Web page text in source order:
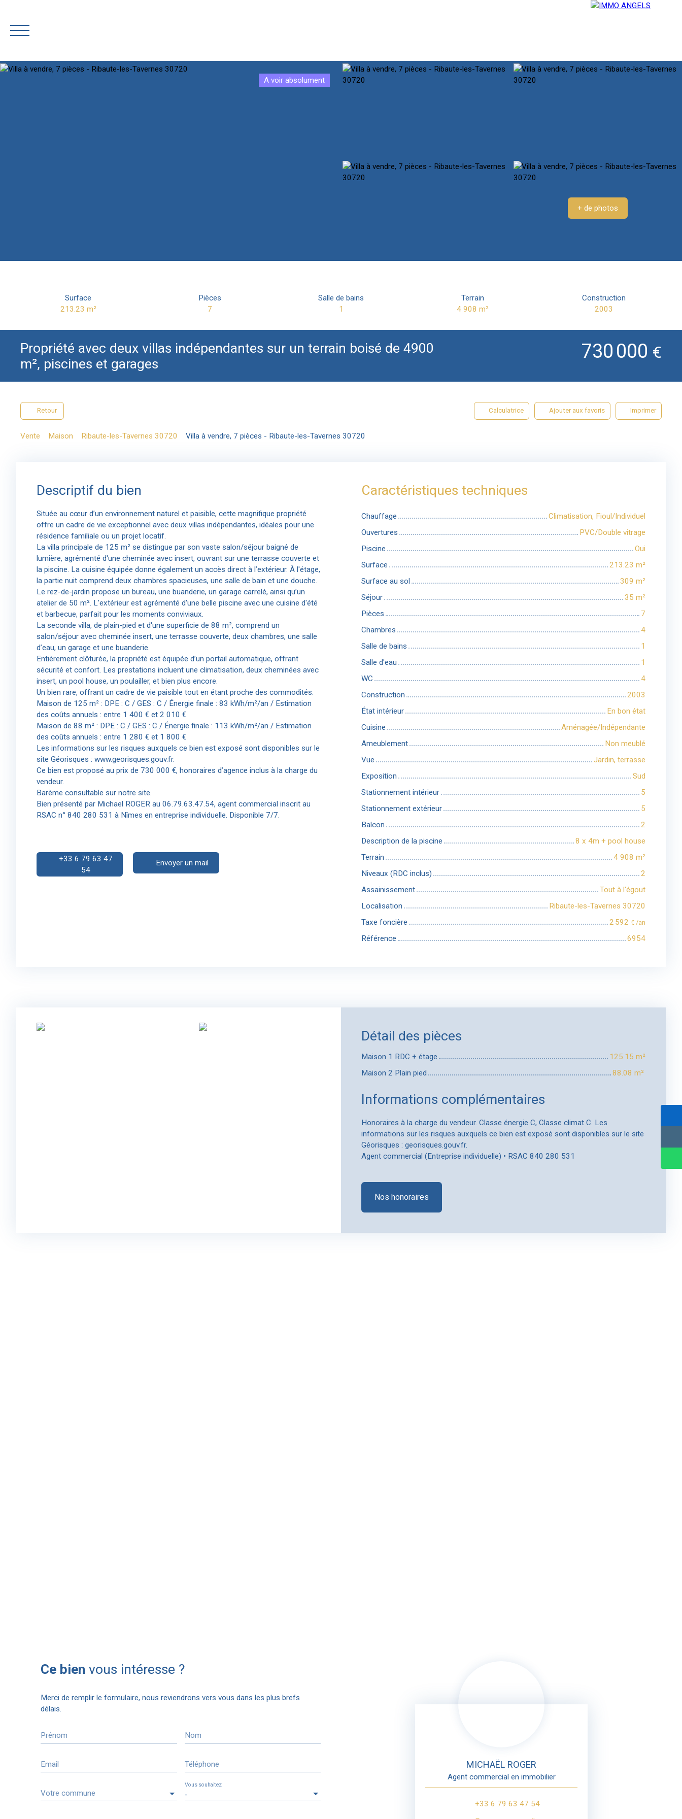
A voir absolument
+ de photos
Surface
213.23 m²
Pièces
7
Salle de bains
1
Terrain
4 908 m²
Construction
2003
Propriété avec deux villas indépendantes sur un terrain boisé de 4900
m², piscines et garages
730 000 €
Retour Calculatrice Ajouter aux favoris Imprimer
Vente Maison Ribaute-les-Tavernes 30720 Villa à vendre, 7 pièces - Ribaute-les-Tavernes 30720
Descriptif du bien
Située au cœur d’un environnement naturel et paisible, cette magnifique propriété
offre un cadre de vie exceptionnel avec deux villas indépendantes, idéales pour une
résidence familiale ou un projet locatif.
La villa principale de 125 m² se distingue par son vaste salon/séjour baigné de
lumière, agrémenté d'une cheminée avec insert, ouvrant sur une terrasse couverte et
la piscine. La cuisine équipée donne également un accès direct à l’extérieur. À l'étage,
la partie nuit comprend deux chambres spacieuses, une salle de bain et une douche.
Le rez-de-jardin propose un bureau, une buanderie, un garage carrelé, ainsi qu’un
atelier de 50 m². L'extérieur est agrémenté d'une belle piscine avec une cuisine d'été
et barbecue, parfait pour les moments conviviaux.
La seconde villa, de plain-pied et d'une superficie de 88 m², comprend un
salon/séjour avec cheminée insert, une terrasse couverte, deux chambres, une salle
d’eau, un garage et une buanderie.
Entièrement clôturée, la propriété est équipée d’un portail automatique, offrant
sécurité et confort. Les prestations incluent une climatisation, deux cheminées avec
insert, un pool house, un poulailler, et bien plus encore.
Un bien rare, offrant un cadre de vie paisible tout en étant proche des commodités.
Maison de 125 m² : DPE : C / GES : C / Énergie finale : 83 kWh/m²/an / Estimation
des coûts annuels : entre 1 400 € et 2 010 €
Maison de 88 m² : DPE : C / GES : C / Énergie finale : 113 kWh/m²/an / Estimation
des coûts annuels : entre 1 280 € et 1 800 €
Les informations sur les risques auxquels ce bien est exposé sont disponibles sur le
site Géorisques : www.georisques.gouv.fr.
Ce bien est proposé au prix de 730 000 €, honoraires d’agence inclus à la charge du
vendeur.
Barème consultable sur notre site.
Bien présenté par Michael ROGER au 06.79.63.47.54, agent commercial inscrit au
RSAC n° 840 280 531 à Nîmes en entreprise individuelle. Disponible 7/7.
+33 6 79 63 47
54
Envoyer un mail
Caractéristiques techniques
Chauffage
Climatisation, Fioul/Individuel
Ouvertures
PVC/Double vitrage
Piscine
Oui
Surface
213.23 m²
Surface au sol
309 m²
Séjour
35 m²
Pièces
7
Chambres
4
Salle de bains
1
Salle d'eau
1
WC
4
Construction
2003
État intérieur
En bon état
Cuisine
Aménagée/Indépendante
Ameublement
Non meublé
Vue
Jardin, terrasse
Exposition
Sud
Stationnement intérieur
5
Stationnement extérieur
5
Balcon
2
Description de la piscine
8 x 4m + pool house
Terrain
4 908 m²
Niveaux (RDC inclus)
2
Assainissement
Tout à l'égout
Localisation
Ribaute-les-Tavernes 30720
Taxe foncière
2 592 € /an
Référence 6954
Détail des pièces
Maison 1 RDC + étage
125.15 m²
Maison 2 Plain pied
88.08 m²
Informations complémentaires
Honoraires à la charge du vendeur. Classe énergie C, Classe climat C. Les
informations sur les risques auxquels ce bien est exposé sont disponibles sur le site
Géorisques : georisques.gouv.fr.
Agent commercial (Entreprise individuelle) • RSAC 840 280 531
Nos honoraires
Ce bien vous intéresse ?
Merci de remplir le formulaire, nous reviendrons vers vous dans les plus brefs
délais.
Prénom Nom
Email Téléphone
Votre commune -
Vous souhaitez
MICHAËL ROGER
Agent commercial en immobilier
+33 6 79 63 47 54